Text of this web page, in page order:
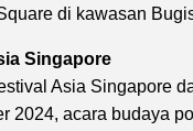
di kawasan
Singapore
Asia Singapore
2024, acara budaya